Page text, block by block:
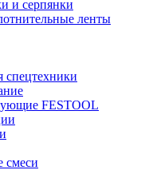
и серпянки
ленты
FESTOOL
смеси